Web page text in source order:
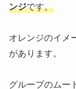
ンジです。
オレンジのイメ
があります。
グループのムー